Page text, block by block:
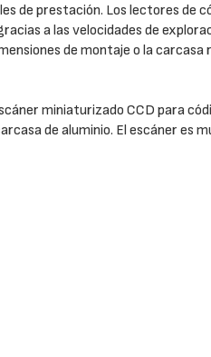
de prestación. Los lectores de
a las velocidades de
de montaje o la
miniaturizado CCD para
de aluminio. El escáner es